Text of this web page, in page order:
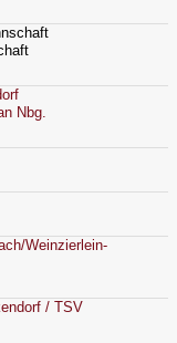
Nbg.
Weinzierlein-
/ TSV